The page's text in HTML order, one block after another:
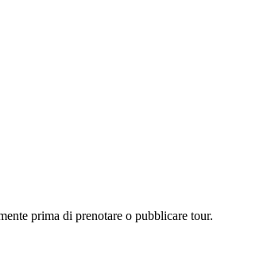
prima di prenotare o pubblicare tour.